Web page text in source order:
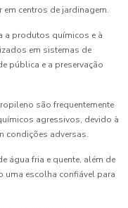
centros de jardinagem.
a produtos químicos e à
em sistemas de
pública e a preservação
são frequentemente
agressivos, devido à
condições adversas.
água fria e quente, além de
uma escolha confiável para